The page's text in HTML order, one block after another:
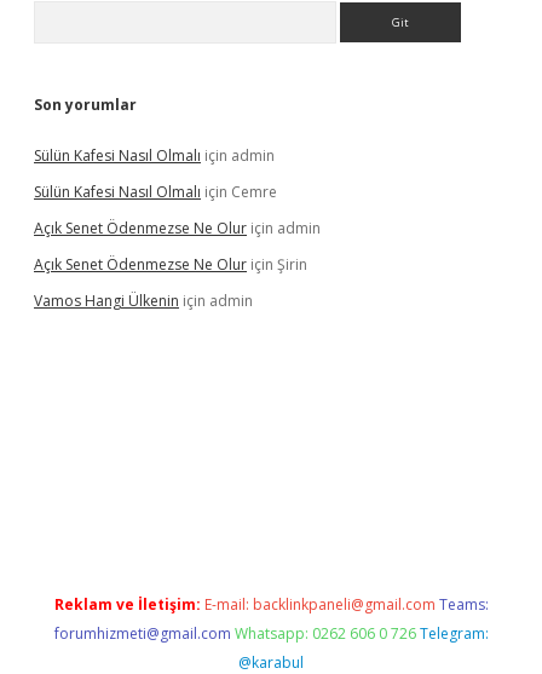
Son yorumlar
Sülün Kafesi Nasıl Olmalı için admin
Sülün Kafesi Nasıl Olmalı için Cemre
Açık Senet Ödenmezse Ne Olur için admin
Açık Senet Ödenmezse Ne Olur için Şirin
Vamos Hangi Ülkenin için admin
Reklam ve İletişim: E-mail: backlinkpaneli@gmail.com Teams:
forumhizmeti@gmail.com Whatsapp: 0262 606 0 726 Telegram:
@karabul